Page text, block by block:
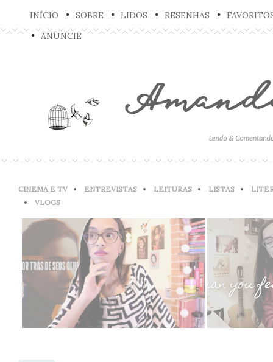
INÍCIO SOBRE LIDOS RESENHAS
ANUNCIE
CINEMA E TV ENTREVISTAS LEITURAS LISTAS
VLOGS